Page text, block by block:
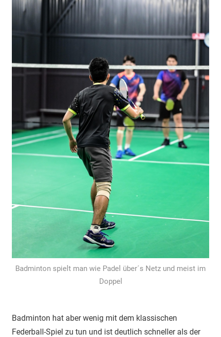
Badminton spielt man wie Padel über´s Netz und meist im
Doppel
Badminton hat aber wenig mit dem klassischen
Federball-Spiel zu tun und ist deutlich schneller als der